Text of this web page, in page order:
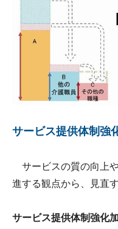
サービス提供体制強
サービスの質の向上
進する観点から、見直す
サービス提供体制強化加